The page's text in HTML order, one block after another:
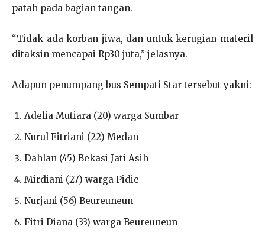
patah pada bagian tangan.
“Tidak ada korban jiwa, dan untuk kerugian materil
ditaksin mencapai Rp30 juta,” jelasnya.
Adapun penumpang bus Sempati Star tersebut yakni:
Adelia Mutiara (20) warga Sumbar
Nurul Fitriani (22) Medan
Dahlan (45) Bekasi Jati Asih
Mirdiani (27) warga Pidie
Nurjani (56) Beureuneun
Fitri Diana (33) warga Beureuneun